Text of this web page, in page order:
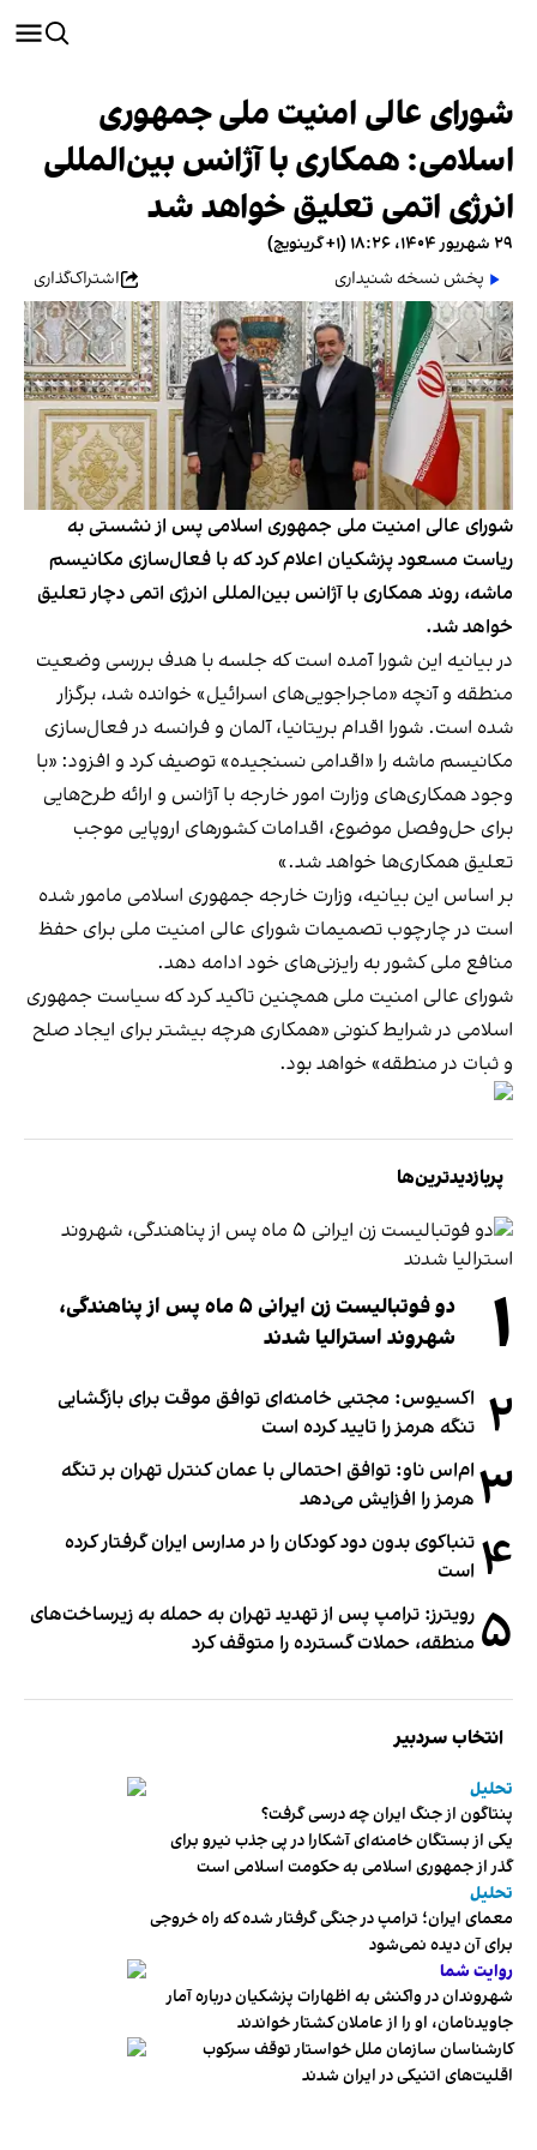
شورای عالی امنیت ملی جمهوری
اسلامی: همکاری با آژانس بین‌المللی
انرژی اتمی تعلیق خواهد شد
۲۹ شهریور ۱۴۰۴، ۱۸:۲۶ (‎+۱ گرینویچ)
پخش نسخه شنیداری
اشتراک‌گذاری
شورای عالی امنیت ملی جمهوری اسلامی پس از نشستی به
ریاست مسعود پزشکیان اعلام کرد که با فعال‌سازی مکانیسم
ماشه، روند همکاری با آژانس بین‌المللی انرژی اتمی دچار تعلیق
خواهد شد.
در بیانیه این شورا آمده است که جلسه با هدف بررسی وضعیت
منطقه و آنچه «ماجراجویی‌های اسرائیل» خوانده شد، برگزار
شده است. شورا اقدام بریتانیا، آلمان و فرانسه در فعال‌سازی
مکانیسم ماشه را «اقدامی نسنجیده» توصیف کرد و افزود: «با
وجود همکاری‌های وزارت امور خارجه با آژانس و ارائه طرح‌هایی
برای حل‌وفصل موضوع، اقدامات کشورهای اروپایی موجب
تعلیق همکاری‌ها خواهد شد.»
بر اساس این بیانیه، وزارت خارجه جمهوری اسلامی مامور شده
است در چارچوب تصمیمات شورای عالی امنیت ملی برای حفظ
منافع ملی کشور به رایزنی‌های خود ادامه دهد.
شورای عالی امنیت ملی همچنین تاکید کرد که سیاست جمهوری
اسلامی در شرایط کنونی «همکاری هرچه بیشتر برای ایجاد صلح
و ثبات در منطقه» خواهد بود.
پربازدیدترین‌ها
۱
دو فوتبالیست زن ایرانی ۵ ماه پس از پناهندگی،
شهروند استرالیا شدند
۲ اکسیوس: مجتبی خامنه‌ای توافق موقت برای بازگشایی
تنگه هرمز را تایید کرده است
۳ ام‌اس ناو: توافق احتمالی با عمان کنترل تهران بر تنگه
هرمز را افزایش می‌دهد
۴ تنباکوی بدون دود کودکان را در مدارس ایران گرفتار کرده
است
۵ رویترز: ترامپ پس از تهدید تهران به حمله به زیرساخت‌های
منطقه، حملات گسترده را متوقف کرد
انتخاب سردبیر
تحلیل
پنتاگون از جنگ ایران چه درسی گرفت؟
یکی از بستگان خامنه‌ای آشکارا در پی جذب نیرو برای
گذر از جمهوری اسلامی به حکومت اسلامی است
تحلیل
معمای ایران؛ ترامپ در جنگی گرفتار شده که راه خروجی
برای آن دیده نمی‌شود
روایت شما
شهروندان در واکنش به اظهارات پزشکیان درباره آمار
جاویدنامان، او را از عاملان کشتار خواندند
کارشناسان سازمان ملل خواستار توقف سرکوب
اقلیت‌های اتنیکی در ایران شدند